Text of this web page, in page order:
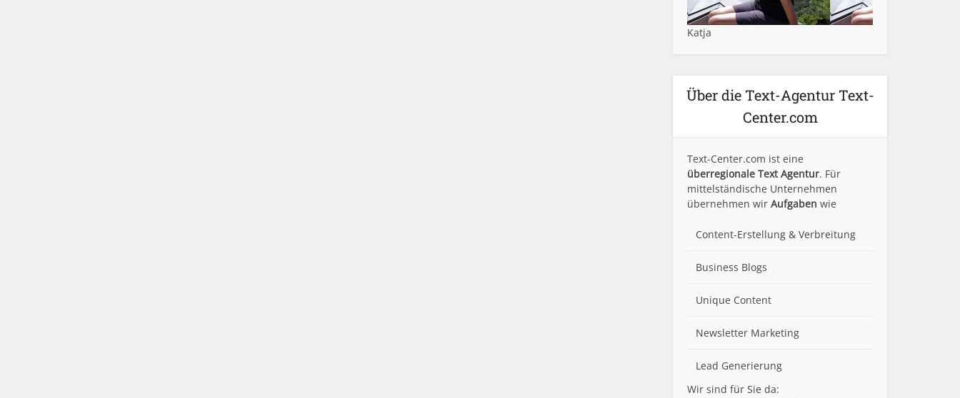
Katja
Über die Text-Agentur Text-
Center.com
Text-Center.com ist eine
überregionale Text Agentur. Für
mittelständische Unternehmen
übernehmen wir Aufgaben wie
Content-Erstellung & Verbreitung
Business Blogs
Unique Content
Newsletter Marketing
Lead Generierung
Wir sind für Sie da: